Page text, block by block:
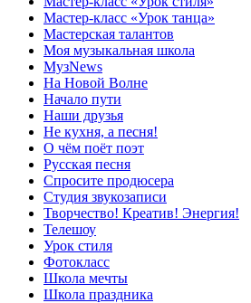
Мастер-класс «Урок танца»
Мастерская талантов
Моя музыкальная школа
МузNews
На Новой Волне
Начало пути
Наши друзья
Не кухня, а песня!
О чём поёт поэт
Русская песня
Спросите продюсера
Студия звукозаписи
Творчество! Креатив! Энергия!
Телешоу
Урок стиля
Фотокласс
Школа мечты
Школа праздника